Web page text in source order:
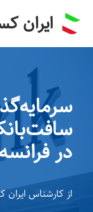
پرش
ایران
در
از کارشناس